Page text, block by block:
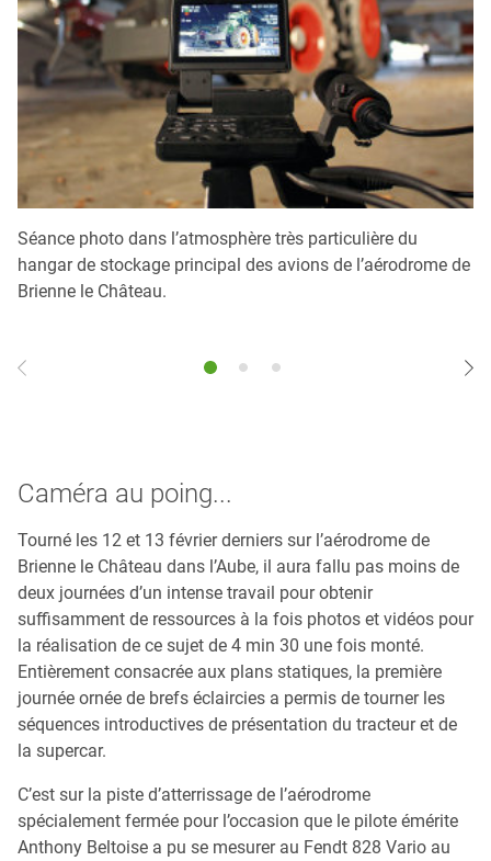
Séance photo dans l’atmosphère très particulière du
hangar de stockage principal des avions de l’aérodrome de
Brienne le Château.
Caméra au poing...
Tourné les 12 et 13 février derniers sur l’aérodrome de
Brienne le Château dans l’Aube, il aura fallu pas moins de
deux journées d’un intense travail pour obtenir
suffisamment de ressources à la fois photos et vidéos pour
la réalisation de ce sujet de 4 min 30 une fois monté.
Entièrement consacrée aux plans statiques, la première
journée ornée de brefs éclaircies a permis de tourner les
séquences introductives de présentation du tracteur et de
la supercar.
C’est sur la piste d’atterrissage de l’aérodrome
spécialement fermée pour l’occasion que le pilote émérite
Anthony Beltoise a pu se mesurer au Fendt 828 Vario au